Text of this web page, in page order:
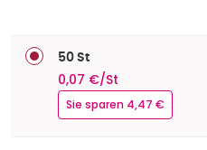
50 St
0,07 €/St
Sie sparen 4,47 €